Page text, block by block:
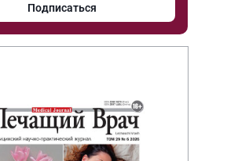
Подписаться